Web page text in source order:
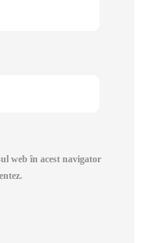
web în acest navigator